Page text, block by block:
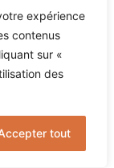
expérience
contenus
sur «
des
tout
aux